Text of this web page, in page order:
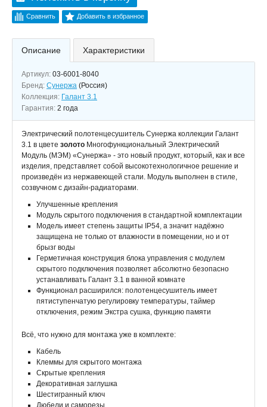
Сравнить Добавить в избранное
Описание Характеристики
Артикул: 03-6001-8040
Бренд: Сунержа (Россия)
Коллекция: Галант 3.1
Гарантия: 2 года
Электрический полотенцесушитель Сунержа коллекции Галант
3.1 в цвете золото Многофункциональный Электрический
Модуль (МЭМ) «Сунержа» - это новый продукт, который, как и все
изделия, представляет собой высокотехнологичное решение и
произведён из нержавеющей стали. Модуль выполнен в стиле,
созвучном с дизайн-радиаторами.
Улучшенные крепления
Модуль скрытого подключения в стандартной комплектации
Модель имеет степень защиты IP54, а значит надёжно
защищена не только от влажности в помещении, но и от
брызг воды
Герметичная конструкция блока управления с модулем
скрытого подключения позволяет абсолютно безопасно
устанавливать Галант 3.1 в ванной комнате
Функционал расширился: полотенцесушитель имеет
пятиступенчатую регулировку температуры, таймер
отключения, режим Экстра сушка, функцию памяти
Всё, что нужно для монтажа уже в комплекте:
Кабель
Клеммы для скрытого монтажа
Скрытые крепления
Декоративная заглушка
Шестигранный ключ
Дюбели и саморезы